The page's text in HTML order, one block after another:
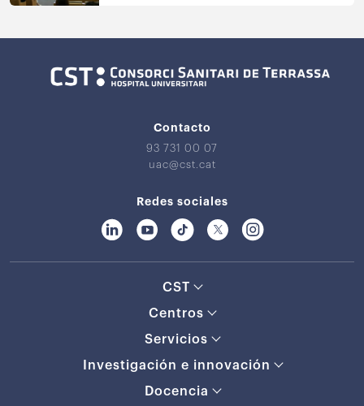
Contacto
93 731 00 07
uac@cst.cat
Redes sociales
CST
Centros
Servicios
Investigación e innovación
Docencia